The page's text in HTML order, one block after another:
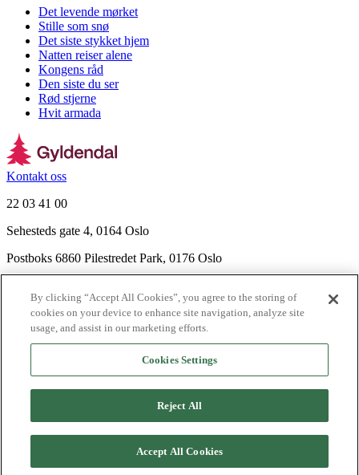
Det levende mørket
Stille som snø
Det siste stykket hjem
Natten reiser alene
Kongens råd
Den siste du ser
Rød stjerne
Hvit armada
Kontakt oss
22 03 41 00
Sehesteds gate 4, 0164 Oslo
Postboks 6860 Pilestredet Park, 0176 Oslo
Nyhetsbrev
Ledige stillinger
Send inn manus
Agency
PersonvernerklæringerInformasjonskapsler
By clicking “Accept All Cookies”, you agree to the storing of
cookies on your device to enhance site navigation, analyze site
usage, and assist in our marketing efforts.
Cookies Settings
Reject All
Accept All Cookies